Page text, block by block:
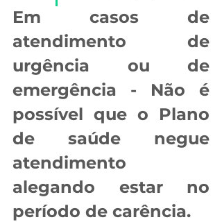
Em casos de
atendimento de
urgência ou de
emergência - Não é
possível que o Plano
de saúde negue
atendimento
alegando estar no
período de carência.